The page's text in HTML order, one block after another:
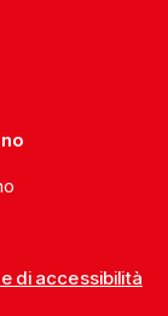
di accessibilità